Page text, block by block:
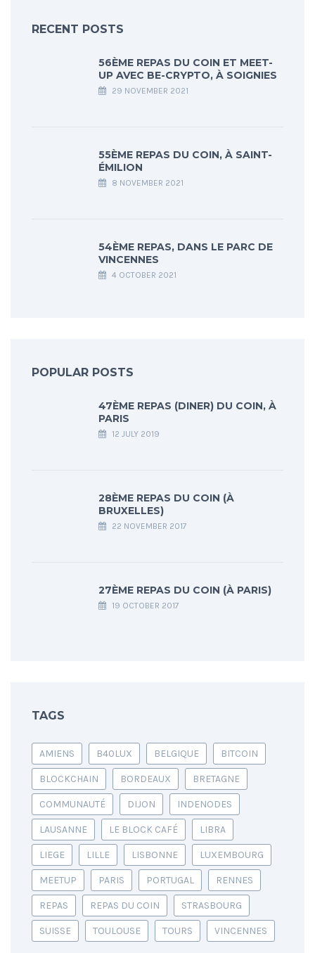
RECENT POSTS
56ÈME REPAS DU COIN ET MEET-
UP AVEC BE-CRYPTO, À SOIGNIES
29 NOVEMBER 2021
55ÈME REPAS DU COIN, À SAINT-
ÉMILION
8 NOVEMBER 2021
54ÈME REPAS, DANS LE PARC DE
VINCENNES
4 OCTOBER 2021
POPULAR POSTS
47ÈME REPAS (DINER) DU COIN, À
PARIS
12 JULY 2019
28ÈME REPAS DU COIN (À
BRUXELLES)
22 NOVEMBER 2017
27ÈME REPAS DU COIN (À PARIS)
19 OCTOBER 2017
TAGS
AMIENS B40LUX BELGIQUE BITCOIN
BLOCKCHAIN BORDEAUX BRETAGNE
COMMUNAUTÉ DIJON INDENODES
LAUSANNE LE BLOCK CAFÉ LIBRA
LIEGE LILLE LISBONNE LUXEMBOURG
MEETUP PARIS PORTUGAL RENNES
REPAS REPAS DU COIN STRASBOURG
SUISSE TOULOUSE TOURS VINCENNES